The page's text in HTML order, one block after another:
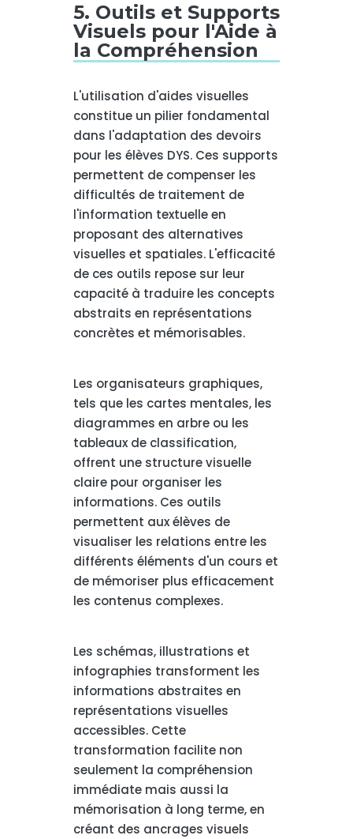
5. Outils et Supports
Visuels pour l'Aide à
la Compréhension
L'utilisation d'aides visuelles
constitue un pilier fondamental
dans l'adaptation des devoirs
pour les élèves DYS. Ces supports
permettent de compenser les
difficultés de traitement de
l'information textuelle en
proposant des alternatives
visuelles et spatiales. L'efficacité
de ces outils repose sur leur
capacité à traduire les concepts
abstraits en représentations
concrètes et mémorisables.
Les organisateurs graphiques,
tels que les cartes mentales, les
diagrammes en arbre ou les
tableaux de classification,
offrent une structure visuelle
claire pour organiser les
informations. Ces outils
permettent aux élèves de
visualiser les relations entre les
différents éléments d'un cours et
de mémoriser plus efficacement
les contenus complexes.
Les schémas, illustrations et
infographies transforment les
informations abstraites en
représentations visuelles
accessibles. Cette
transformation facilite non
seulement la compréhension
immédiate mais aussi la
mémorisation à long terme, en
créant des ancrages visuels